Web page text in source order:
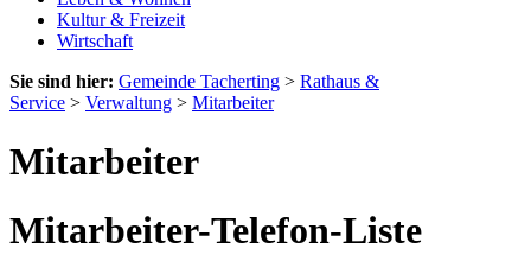
Kultur & Freizeit
Wirtschaft
Sie sind hier: Gemeinde Tacherting > Rathaus &
Service > Verwaltung > Mitarbeiter
Mitarbeiter
Mitarbeiter-Telefon-Liste